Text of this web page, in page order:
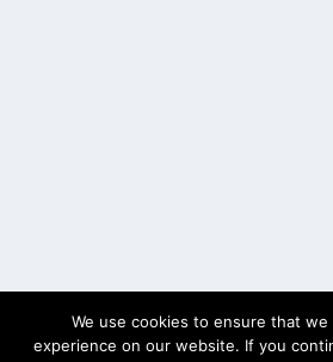
We use cookies to ensure that
experience on our website. If you